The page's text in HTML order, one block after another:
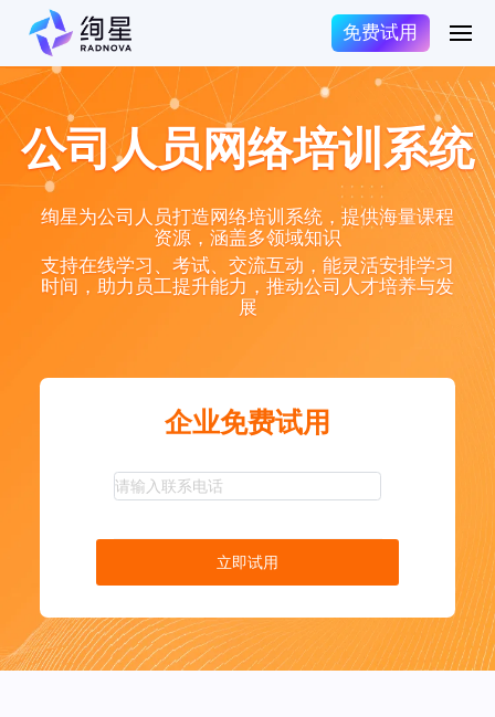
免费试用
公司人员网络培训系统
绚星为公司人员打造网络培训系统，提供海量课程
资源，涵盖多领域知识
支持在线学习、考试、交流互动，能灵活安排学习
时间，助力员工提升能力，推动公司人才培养与发
展
企业免费试用
立即试用